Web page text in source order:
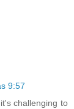
9:57
challenging to